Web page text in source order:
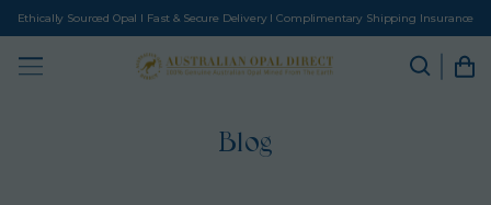
Ethically Sourced Opal I Fast & Secure Delivery I Complimentary Shipping Insurance
Blog